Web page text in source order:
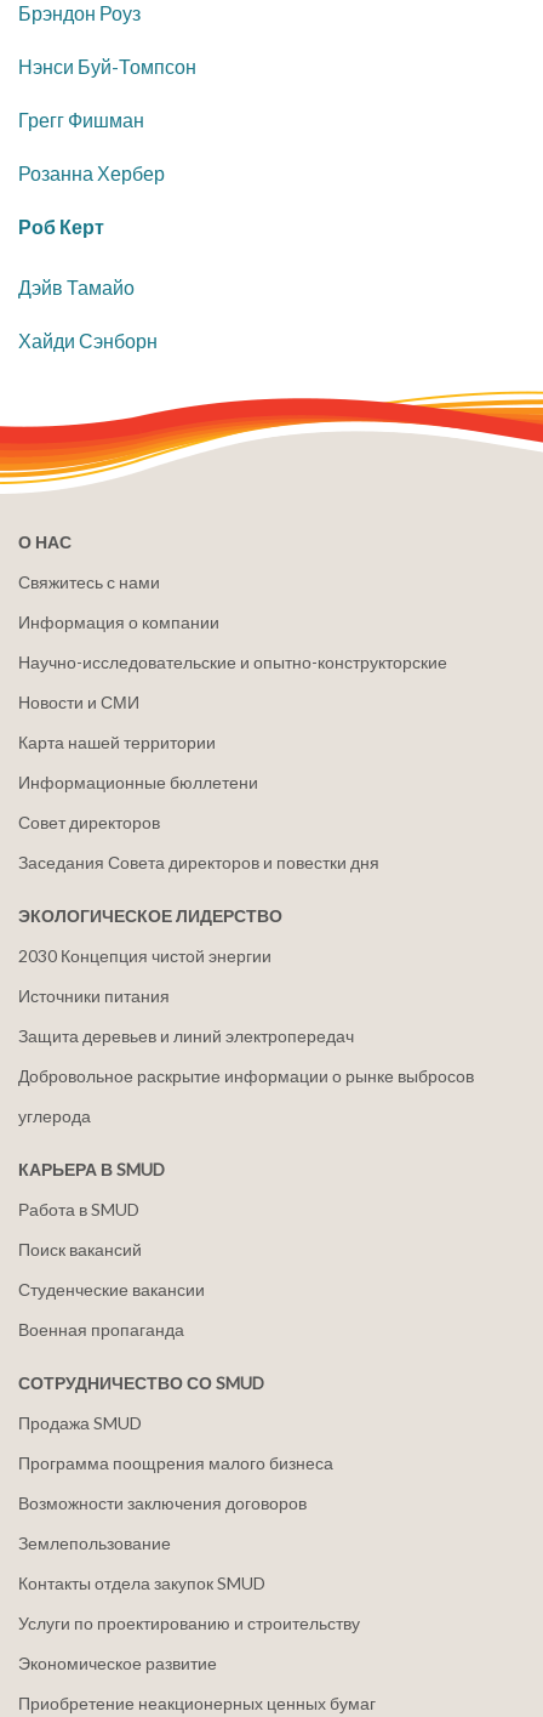
​Брэндон Роуз
​Нэнси Буй-Томпсон
​Грегг Фишман
Розанна Хербер
​Роб Керт
​Дэйв Тамайо
Хайди Сэнборн
О НАС
Свяжитесь с нами
Информация о компании
Научно-исследовательские и опытно-конструкторские
Новости и СМИ
Карта нашей территории
Информационные бюллетени
Совет директоров
Заседания Совета директоров и повестки дня
ЭКОЛОГИЧЕСКОЕ ЛИДЕРСТВО
2030 Концепция чистой энергии
Источники питания
Защита деревьев и линий электропередач
Добровольное раскрытие информации о рынке выбросов
углерода
КАРЬЕРА В SMUD
Работа в SMUD
Поиск вакансий
Студенческие вакансии
Военная пропаганда
СОТРУДНИЧЕСТВО СО SMUD
Продажа SMUD
Программа поощрения малого бизнеса
Возможности заключения договоров
Землепользование
Контакты отдела закупок SMUD
Услуги по проектированию и строительству
Экономическое развитие
Приобретение неакционерных ценных бумаг